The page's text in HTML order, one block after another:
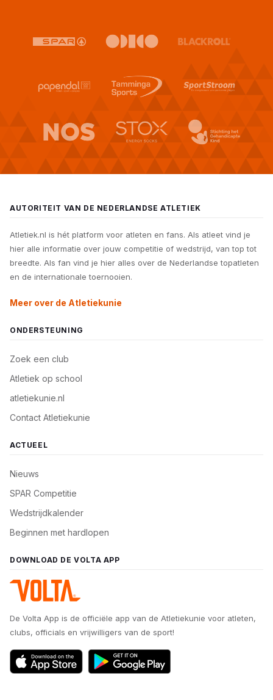
AUTORITEIT VAN DE NEDERLANDSE ATLETIEK
Atletiek.nl is hét platform voor atleten en fans. Als atleet vind je
hier alle informatie over jouw competitie of wedstrijd, van top tot
breedte. Als fan vind je hier alles over de Nederlandse topatleten
en de internationale toernooien.
Meer over de Atletiekunie
ONDERSTEUNING
Zoek een club
Atletiek op school
atletiekunie.nl
Contact Atletiekunie
ACTUEEL
Nieuws
SPAR Competitie
Wedstrijdkalender
Beginnen met hardlopen
DOWNLOAD DE VOLTA APP
De Volta App is de officiële app van de Atletiekunie voor atleten,
clubs, officials en vrijwilligers van de sport!